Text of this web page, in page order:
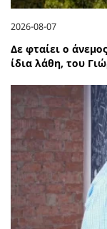
2026-08-07
Δε φταίει ο
ίδια λάθη, του